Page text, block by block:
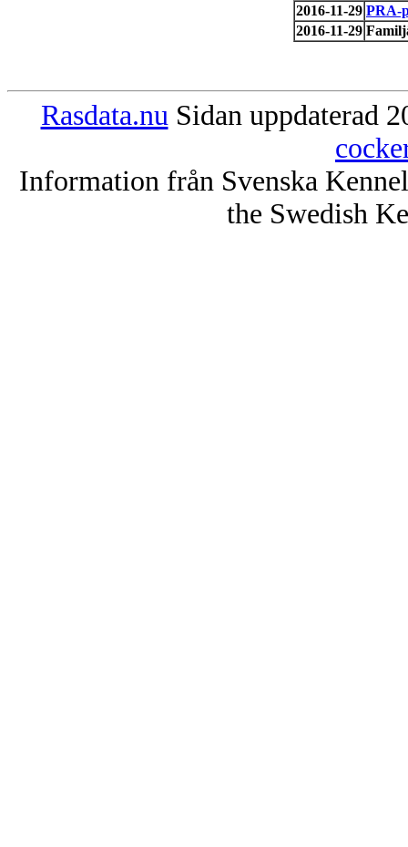
2016-11-29 PRA-
2016-11-29
Rasdata.nu Sidan uppdaterad
Information från Svenska
the Swedish